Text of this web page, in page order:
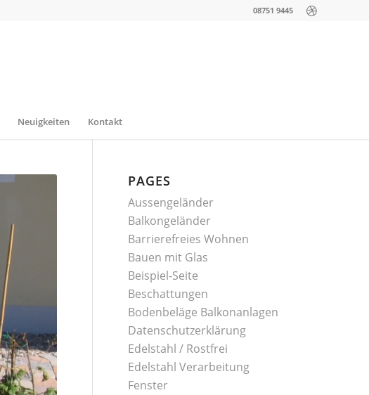
08751 9445
Neuigkeiten Kontakt
PAGES
Aussengeländer
Balkongeländer
Barrierefreies Wohnen
Bauen mit Glas
Beispiel-Seite
Beschattungen
Bodenbeläge Balkonanlagen
Datenschutzerklärung
Edelstahl / Rostfrei
Edelstahl Verarbeitung
Fenster